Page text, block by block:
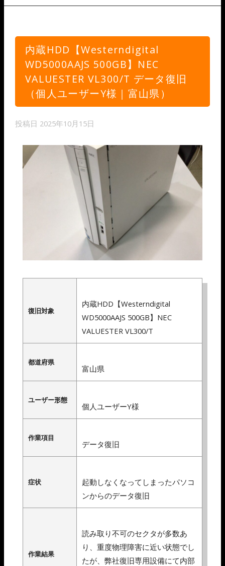
内蔵HDD【Westerndigital
WD5000AAJS 500GB】NEC
VALUESTER VL300/T データ復旧
（個人ユーザーY様｜富山県）
投稿日 2025年10月15日
復旧対象
内蔵HDD【Westerndigital
WD5000AAJS 500GB】NEC
VALUESTER VL300/T
都道府県
富山県
ユーザー形態
個人ユーザーY様
作業項目
データ復旧
症状
起動しなくなってしまったパソコ
ンからのデータ復旧
作業結果
読み取り不可のセクタが多数あ
り、重度物理障害に近い状態でし
たが、弊社復旧専用設備にて内部